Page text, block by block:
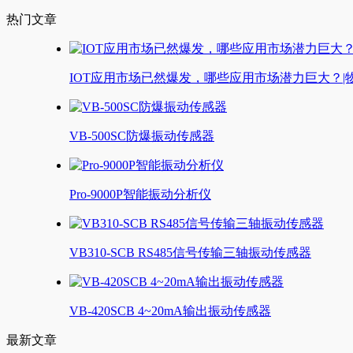
热门文章
IOT应用市场已然爆发，哪些应用市场潜力巨大？|
VB-500SC防爆振动传感器
Pro-9000P智能振动分析仪
VB310-SCB RS485信号传输三轴振动传感器
VB-420SCB 4~20mA输出振动传感器
最新文章